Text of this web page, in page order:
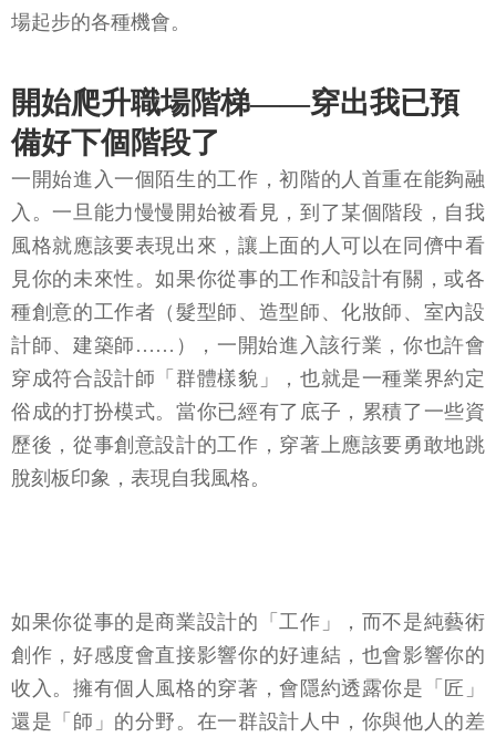
場起步的各種機會。
開始爬升職場階梯——穿出我已預
備好下個階段了
一開始進入一個陌生的工作，初階的人首重在能夠融
入。一旦能力慢慢開始被看見，到了某個階段，自我
風格就應該要表現出來，讓上面的人可以在同儕中看
見你的未來性。如果你從事的工作和設計有關，或各
種創意的工作者（髮型師、造型師、化妝師、室內設
計師、建築師……），一開始進入該行業，你也許會
穿成符合設計師「群體樣貌」，也就是一種業界約定
俗成的打扮模式。當你已經有了底子，累積了一些資
歷後，從事創意設計的工作，穿著上應該要勇敢地跳
脫刻板印象，表現自我風格。
如果你從事的是商業設計的「工作」，而不是純藝術
創作，好感度會直接影響你的好連結，也會影響你的
收入。擁有個人風格的穿著，會隱約透露你是「匠」
還是「師」的分野。在一群設計人中，你與他人的差